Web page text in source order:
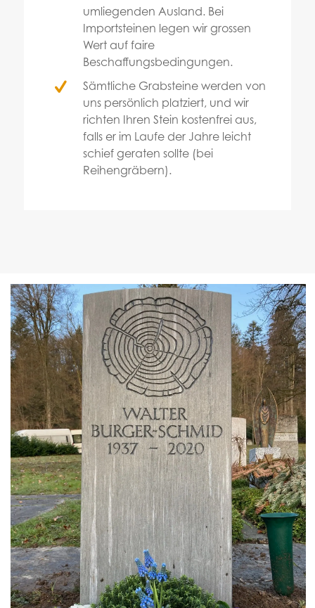
umliegenden Ausland. Bei
Importsteinen legen wir grossen
Wert auf faire
Beschaffungsbedingungen.
Sämtliche Grabsteine werden von
uns persönlich platziert, und wir
richten Ihren Stein kostenfrei aus,
falls er im Laufe der Jahre leicht
schief geraten sollte (bei
Reihengräbern).